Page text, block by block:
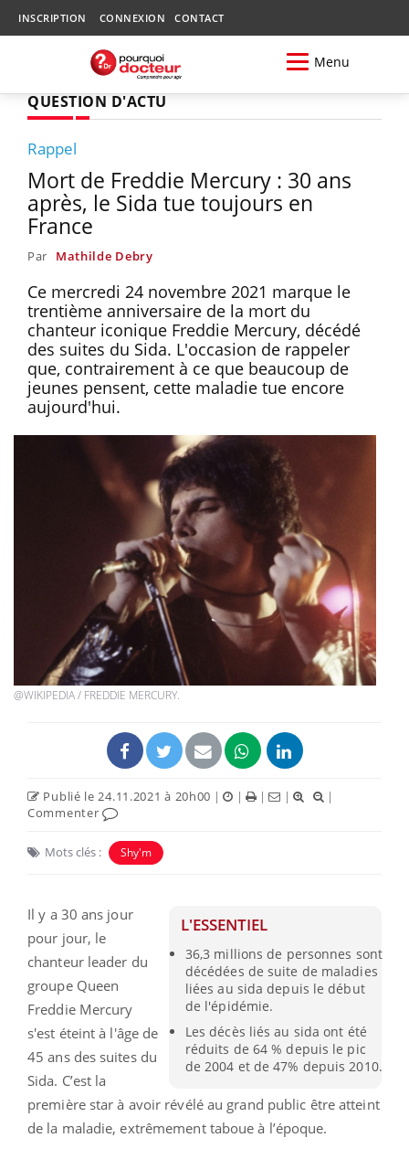
INSCRIPTION CONNEXION CONTACT
Menu
QUESTION D'ACTU
Rappel
Mort de Freddie Mercury : 30 ans
après, le Sida tue toujours en
France
Par Mathilde Debry
Ce mercredi 24 novembre 2021 marque le
trentième anniversaire de la mort du
chanteur iconique Freddie Mercury, décédé
des suites du Sida. L'occasion de rappeler
que, contrairement à ce que beaucoup de
jeunes pensent, cette maladie tue encore
aujourd'hui.
@WIKIPEDIA / FREDDIE MERCURY.
Publié le 24.11.2021 à 20h00 | | | |
|
Commenter
Mots clés : Shy'm
L'ESSENTIEL
36,3 millions de personnes sont
décédées de suite de maladies
liées au sida depuis le début
de l'épidémie.
Les décès liés au sida ont été
réduits de 64 % depuis le pic
de 2004 et de 47% depuis 2010.
Il y a 30 ans jour
pour jour, le
chanteur leader du
groupe Queen
Freddie Mercury
s'est éteint à l'âge de
45 ans des suites du
Sida. C’est la
première star à avoir révélé au grand public être atteint
de la maladie, extrêmement taboue à l’époque.